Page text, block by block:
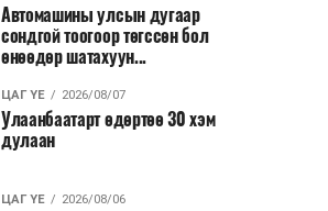
Автомашины улсын дугаар
сондгой тоогоор төгссөн бол
өнөөдөр шатахуун...
ЦАГ ҮЕ 2026/08/07
Улаанбаатарт өдөртөө 30 хэм
дулаан
ЦАГ ҮЕ 2026/08/06